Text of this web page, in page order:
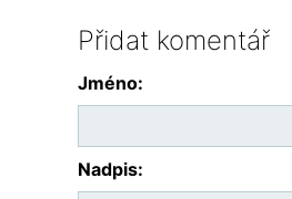
Přidat komentář
Jméno:
Nadpis: